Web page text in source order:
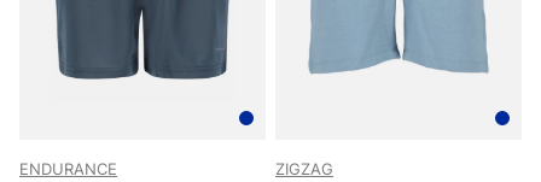
ENDURANCE ZIGZAG